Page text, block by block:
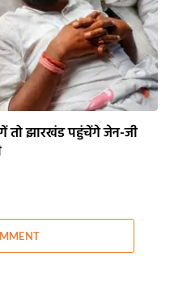
तो झारखंड पहुंचेंगे जेन-जी